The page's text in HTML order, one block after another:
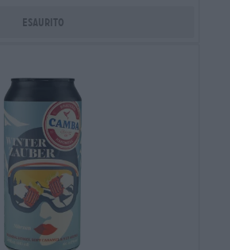
Esaurito